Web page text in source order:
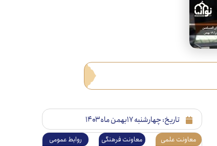
تاریخ:چهارشنبه ۱۷بهمن ماه ۱۴۰۳
معاونت علمی معاونت فرهنگی روابط عمومی